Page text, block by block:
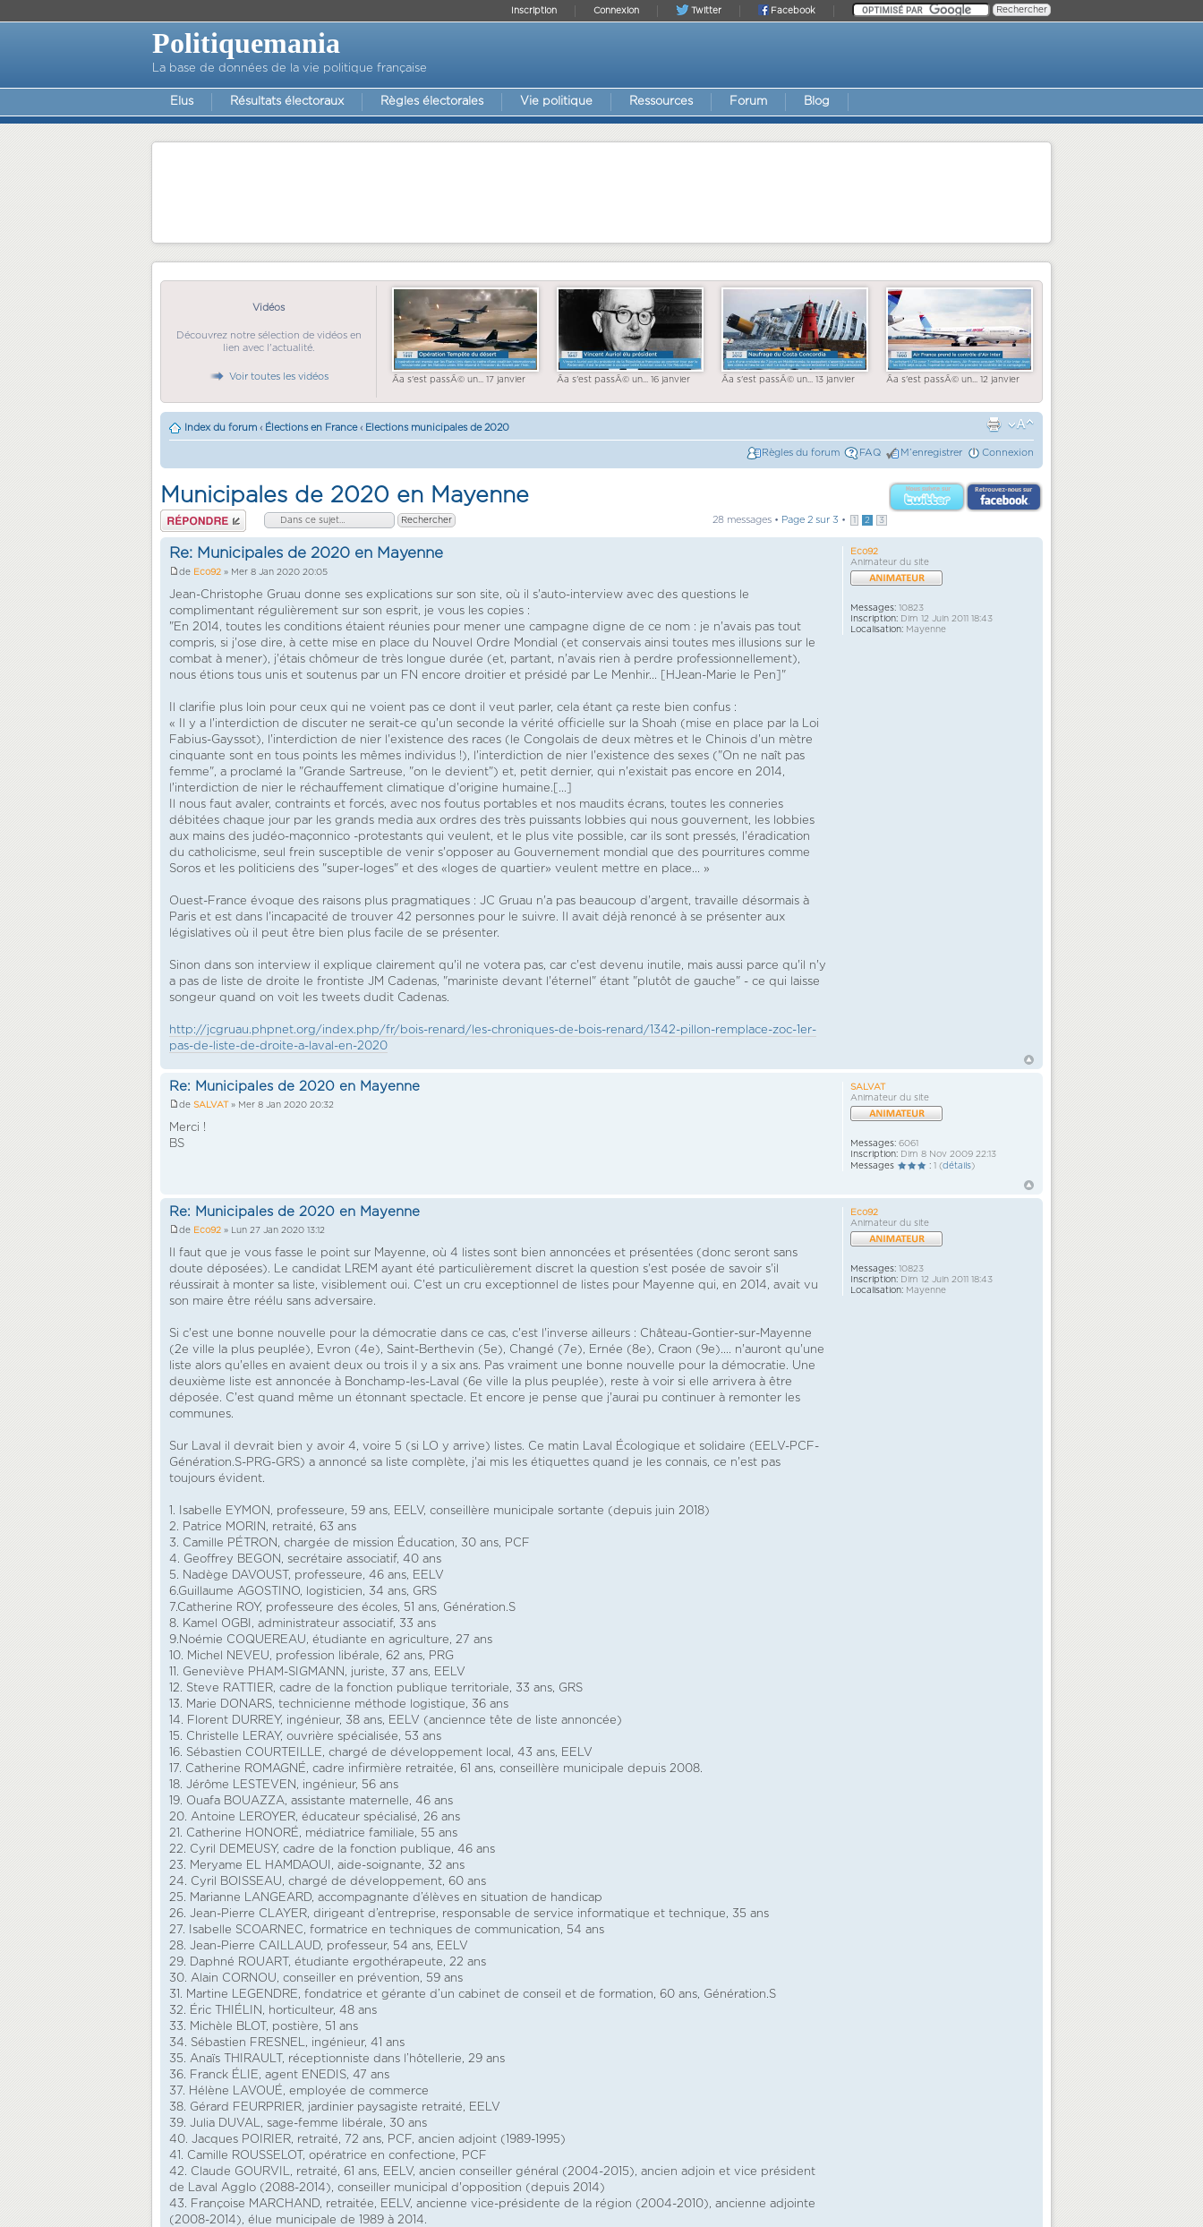
Facebook
Twitter
Connexion
Inscription
Politiquemania
La base de données de la vie politique française
Elus Résultats électoraux Règles électorales Vie politique Ressources Forum Blog
Vidéos
Découvrez notre sélection de vidéos en
lien avec l'actualité.
Voir toutes les vidéos Ãa s'est passÃ© un... 17 janvier Ãa s'est passÃ© un... 16 janvier Ãa s'est passÃ© un... 13 janvier Ãa s'est passÃ© un... 12 janvier
Index du forum ‹ Élections en France ‹ Elections municipales de 2020
Règles du forum FAQ M’enregistrer Connexion
Municipales de 2020 en Mayenne
Répondre 28 messages • Page 2 sur 3 • 1 2 3
Re: Municipales de 2020 en Mayenne
de Eco92 » Mer 8 Jan 2020 20:05
Jean-Christophe Gruau donne ses explications sur son site, où il s'auto-interview avec des questions le
complimentant régulièrement sur son esprit, je vous les copies :
"En 2014, toutes les conditions étaient réunies pour mener une campagne digne de ce nom : je n'avais pas tout
compris, si j'ose dire, à cette mise en place du Nouvel Ordre Mondial (et conservais ainsi toutes mes illusions sur le
combat à mener), j'étais chômeur de très longue durée (et, partant, n'avais rien à perdre professionnellement),
nous étions tous unis et soutenus par un FN encore droitier et présidé par Le Menhir... [HJean-Marie le Pen]"
Il clarifie plus loin pour ceux qui ne voient pas ce dont il veut parler, cela étant ça reste bien confus :
« Il y a l'interdiction de discuter ne serait-ce qu'un seconde la vérité officielle sur la Shoah (mise en place par la Loi
Fabius-Gayssot), l'interdiction de nier l'existence des races (le Congolais de deux mètres et le Chinois d'un mètre
cinquante sont en tous points les mêmes individus !), l'interdiction de nier l'existence des sexes ("On ne naît pas
femme", a proclamé la "Grande Sartreuse, "on le devient") et, petit dernier, qui n'existait pas encore en 2014,
l'interdiction de nier le réchauffement climatique d'origine humaine.[...]
Il nous faut avaler, contraints et forcés, avec nos foutus portables et nos maudits écrans, toutes les conneries
débitées chaque jour par les grands media aux ordres des très puissants lobbies qui nous gouvernent, les lobbies
aux mains des judéo-maçonnico -protestants qui veulent, et le plus vite possible, car ils sont pressés, l'éradication
du catholicisme, seul frein susceptible de venir s'opposer au Gouvernement mondial que des pourritures comme
Soros et les politiciens des "super-loges" et des «loges de quartier» veulent mettre en place... »
Ouest-France évoque des raisons plus pragmatiques : JC Gruau n'a pas beaucoup d'argent, travaille désormais à
Paris et est dans l'incapacité de trouver 42 personnes pour le suivre. Il avait déjà renoncé à se présenter aux
législatives où il peut être bien plus facile de se présenter.
Sinon dans son interview il explique clairement qu'il ne votera pas, car c'est devenu inutile, mais aussi parce qu'il n'y
a pas de liste de droite le frontiste JM Cadenas, "mariniste devant l'éternel" étant "plutôt de gauche" - ce qui laisse
songeur quand on voit les tweets dudit Cadenas.
http://jcgruau.phpnet.org/index.php/fr/bois-renard/les-chroniques-de-bois-renard/1342-pillon-remplace-zoc-1er-
pas-de-liste-de-droite-a-laval-en-2020
Eco92
Animateur du site
Messages: 10823
Inscription: Dim 12 Juin 2011 18:43
Localisation: Mayenne
Re: Municipales de 2020 en Mayenne
de SALVAT» Mer 8 Jan 2020 20:32
Merci !
BS
SALVAT
Animateur du site
Messages: 6061
Inscription: Dim 8 Nov 2009 22:13
Messages
:1 (détails)
Re: Municipales de 2020 en Mayenne
de Eco92 » Lun 27 Jan 2020 13:12
Il faut que je vous fasse le point sur Mayenne, où 4 listes sont bien annoncées et présentées (donc seront sans
doute déposées). Le candidat LREM ayant été particulièrement discret la question s'est posée de savoir s'il
réussirait à monter sa liste, visiblement oui. C'est un cru exceptionnel de listes pour Mayenne qui, en 2014, avait vu
son maire être réélu sans adversaire.
Si c'est une bonne nouvelle pour la démocratie dans ce cas, c'est l'inverse ailleurs : Château-Gontier-sur-Mayenne
(2e ville la plus peuplée), Evron (4e), Saint-Berthevin (5e), Changé (7e), Ernée (8e), Craon (9e).... n'auront qu'une
liste alors qu'elles en avaient deux ou trois il y a six ans. Pas vraiment une bonne nouvelle pour la démocratie. Une
deuxième liste est annoncée à Bonchamp-les-Laval (6e ville la plus peuplée), reste à voir si elle arrivera à être
déposée. C'est quand même un étonnant spectacle. Et encore je pense que j'aurai pu continuer à remonter les
communes.
Sur Laval il devrait bien y avoir 4, voire 5 (si LO y arrive) listes. Ce matin Laval Écologique et solidaire (EELV-PCF-
Génération.S-PRG-GRS) a annoncé sa liste complète, j'ai mis les étiquettes quand je les connais, ce n'est pas
toujours évident.
1. Isabelle EYMON, professeure, 59 ans, EELV, conseillère municipale sortante (depuis juin 2018)
2. Patrice MORIN, retraité, 63 ans
3. Camille PÉTRON, chargée de mission Éducation, 30 ans, PCF
4. Geoffrey BEGON, secrétaire associatif, 40 ans
5. Nadège DAVOUST, professeure, 46 ans, EELV
6.Guillaume AGOSTINO, logisticien, 34 ans, GRS
7.Catherine ROY, professeure des écoles, 51 ans, Génération.S
8. Kamel OGBI, administrateur associatif, 33 ans
9.Noémie COQUEREAU, étudiante en agriculture, 27 ans
10. Michel NEVEU, profession libérale, 62 ans, PRG
11. Geneviève PHAM-SIGMANN, juriste, 37 ans, EELV
12. Steve RATTIER, cadre de la fonction publique territoriale, 33 ans, GRS
13. Marie DONARS, technicienne méthode logistique, 36 ans
14. Florent DURREY, ingénieur, 38 ans, EELV (anciennce tête de liste annoncée)
15. Christelle LERAY, ouvrière spécialisée, 53 ans
16. Sébastien COURTEILLE, chargé de développement local, 43 ans, EELV
17. Catherine ROMAGNÉ, cadre infirmière retraitée, 61 ans, conseillère municipale depuis 2008.
18. Jérôme LESTEVEN, ingénieur, 56 ans
19. Ouafa BOUAZZA, assistante maternelle, 46 ans
20. Antoine LEROYER, éducateur spécialisé, 26 ans
21. Catherine HONORÉ, médiatrice familiale, 55 ans
22. Cyril DEMEUSY, cadre de la fonction publique, 46 ans
23. Meryame EL HAMDAOUI, aide-soignante, 32 ans
24. Cyril BOISSEAU, chargé de développement, 60 ans
25. Marianne LANGEARD, accompagnante d’élèves en situation de handicap
26. Jean-Pierre CLAYER, dirigeant d’entreprise, responsable de service informatique et technique, 35 ans
27. Isabelle SCOARNEC, formatrice en techniques de communication, 54 ans
28. Jean-Pierre CAILLAUD, professeur, 54 ans, EELV
29. Daphné ROUART, étudiante ergothérapeute, 22 ans
30. Alain CORNOU, conseiller en prévention, 59 ans
31. Martine LEGENDRE, fondatrice et gérante d’un cabinet de conseil et de formation, 60 ans, Génération.S
32. Éric THIÉLIN, horticulteur, 48 ans
33. Michèle BLOT, postière, 51 ans
34. Sébastien FRESNEL, ingénieur, 41 ans
35. Anaïs THIRAULT, réceptionniste dans l’hôtellerie, 29 ans
36. Franck ÉLIE, agent ENEDIS, 47 ans
37. Hélène LAVOUÉ, employée de commerce
38. Gérard FEURPRIER, jardinier paysagiste retraité, EELV
39. Julia DUVAL, sage-femme libérale, 30 ans
40. Jacques POIRIER, retraité, 72 ans, PCF, ancien adjoint (1989-1995)
41. Camille ROUSSELOT, opératrice en confectione, PCF
42. Claude GOURVIL, retraité, 61 ans, EELV, ancien conseiller général (2004-2015), ancien adjoin et vice président
de Laval Agglo (2088-2014), conseiller municipal d'opposition (depuis 2014)
43. Françoise MARCHAND, retraitée, EELV, ancienne vice-présidente de la région (2004-2010), ancienne adjointe
(2008-2014), élue municipale de 1989 à 2014.
Eco92
Animateur du site
Messages: 10823
Inscription: Dim 12 Juin 2011 18:43
Localisation: Mayenne